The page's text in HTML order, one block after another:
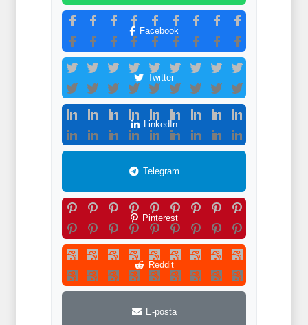
Facebook
Twitter
LinkedIn
Telegram
Pinterest
Reddit
E-posta